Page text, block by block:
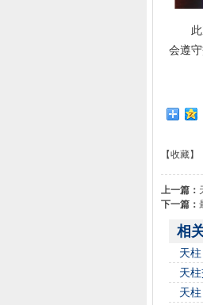
此次
会遵
【收藏】
上一篇：
下一篇：
相
天
天
天